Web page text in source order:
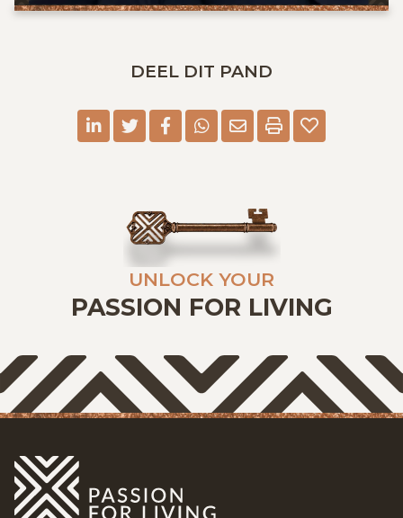
DEEL DIT PAND
linkedin
twitter
facebook
whatsapp
E-mail
Print
UNLOCK YOUR
PASSION FOR LIVING